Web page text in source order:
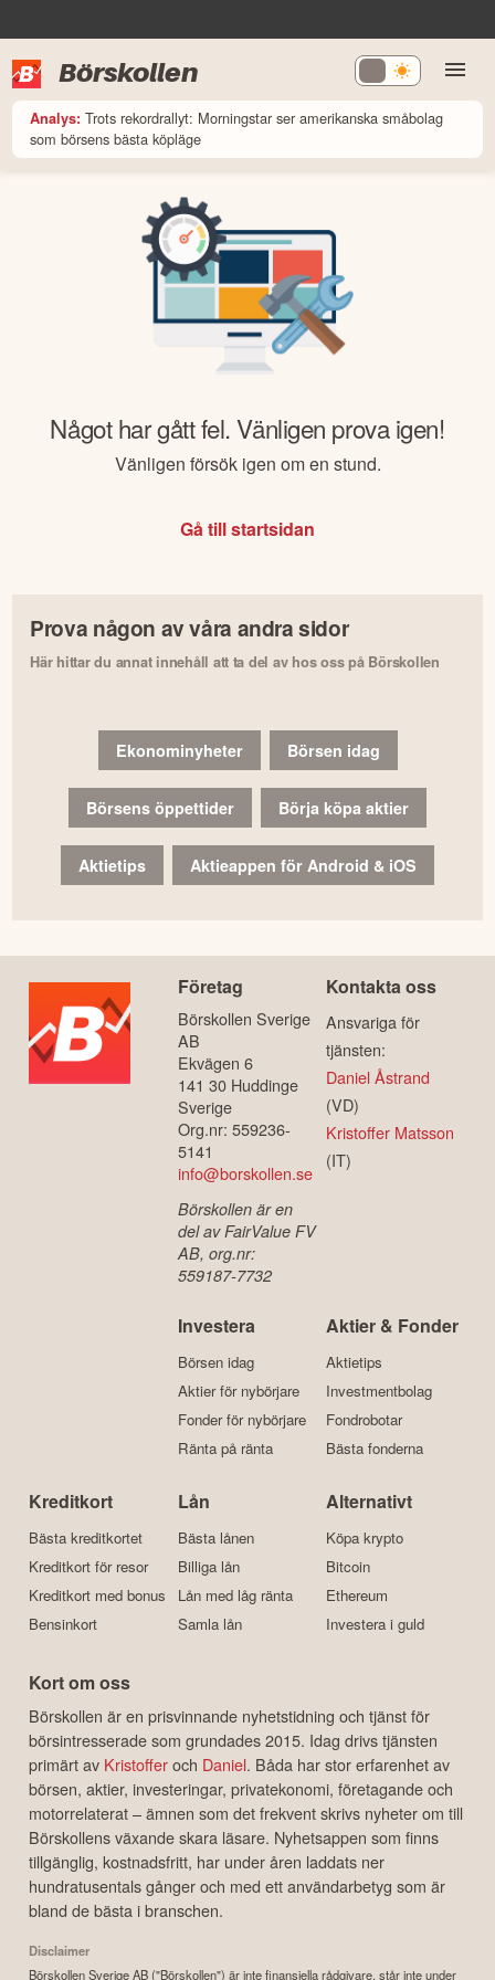
Börskollen
Analys: Trots rekordrallyt: Morningstar ser amerikanska småbolag
som börsens bästa köpläge
Något har gått fel. Vänligen prova igen!
Vänligen försök igen om en stund.
Gå till startsidan
Prova någon av våra andra sidor
Här hittar du annat innehåll att ta del av hos oss på Börskollen
Ekonominyheter Börsen idag
Börsens öppettider Börja köpa aktier
Aktietips Aktieappen för Android & iOS
Företag
Börskollen Sverige
AB
Ekvägen 6
141 30 Huddinge
Sverige
Org.nr: 559236-
5141
info@borskollen.se
Börskollen är en
del av FairValue FV
AB, org.nr:
559187-7732
Kontakta oss
Ansvariga för
tjänsten:
Daniel Åstrand
(VD)
Kristoffer Matsson
(IT)
Investera
Börsen idag
Aktier för nybörjare
Fonder för nybörjare
Ränta på ränta
Aktier & Fonder
Aktietips
Investmentbolag
Fondrobotar
Bästa fonderna
Kreditkort
Bästa kreditkortet
Kreditkort för resor
Kreditkort med bonus
Bensinkort
Lån
Bästa lånen
Billiga lån
Lån med låg ränta
Samla lån
Alternativt
Köpa krypto
Bitcoin
Ethereum
Investera i guld
Kort om oss
Börskollen är en prisvinnande nyhetstidning och tjänst för
börsintresserade som grundades 2015. Idag drivs tjänsten
primärt av Kristofferoch Daniel. Båda har stor erfarenhet av
börsen, aktier, investeringar, privatekonomi, företagande och
motorrelaterat – ämnen som det frekvent skrivs nyheter om till
Börskollens växande skara läsare. Nyhetsappen som finns
tillgänglig, kostnadsfritt, har under åren laddats ner
hundratusentals gånger och med ett användarbetyg som är
bland de bästa i branschen.
Disclaimer
Börskollen Sverige AB ("Börskollen") är inte finansiella rådgivare, står inte under